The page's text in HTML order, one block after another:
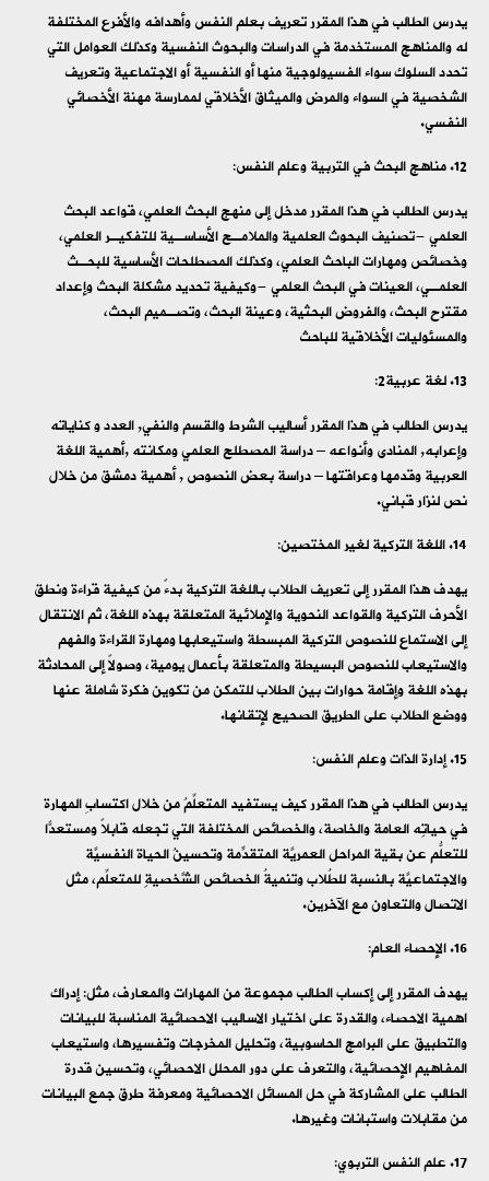
يدرس الطالب في هذا المقرر تعريف بعلم النفس وأهدافه والأفرع المختلفة
له والمناهج المستخدمة في الدراسات والبحوث النفسية وكذلك العوامل التي
تحدد السلوك سواء الفسيولوجية منها أو النفسية أو الاجتماعية وتعريف
الشخصية في السواء والمرض والميثاق الأخلاقي لممارسة مهنة الأخصائي
النفسي.
مناهج البحث في التربية وعلم النفس:
يدرس الطالب في هذا المقرر مدخل إلى منهج البحث العلمي، قواعد البحث
العلمي -تصنيف البحوث العلمية والملامـح الأساسـية للتفكيـر العلمي،
وخصائص ومهارات الباحث العلمي، وكذلك المصطلحات الأساسية للبحـث
العلمـي، العينات في البحث العلمي -وكيفية تحديد مشكلة البحث وإعداد
مقترح البحث، والفروض البحثية، وعينة البحث، وتصـميم البحث،
والمسئوليات الأخلاقية للباحث
لغة عربية2:
يدرس الطالب في هذا المقرر أساليب الشرط والقسم والنفي, العدد و كناياته
وإعرابه, المنادى وأنواعه – دراسة المصطلح العلمي ومكانته ,أهمية اللغة
العربية وقدمها وعراقتها – دراسة بعض النصوص , أهمية دمشق من خلال
نص لنزار قباني.
اللغة التركية لغير المختصين:
يهدف هذا المقرر إلى تعريف الطلاب باللغة التركية بدءً من كيفية قراءة ونطق
الأحرف التركية والقواعد النحوية والإملائية المتعلقة بهذه اللغة، ثم الانتقال
إلى الاستماع للنصوص التركية المبسطة واستيعابها ومهارة القراءة والفهم
والاستيعاب للنصوص البسيطة والمتعلقة بأعمال يومية، وصولاً إلى المحادثة
بهذه اللغة وإقامة حوارات بين الطلاب للتمكن من تكوين فكرة شاملة عنها
ووضع الطلاب على الطريق الصحيح لإتقانها.
إدارة الذات وعلم النفس:
يدرس الطالب في هذا المقرر كيف يستفيد المتعلِّمُ من خلال اكتسابِ المهارة
في حياتِه العامة والخاصة، والخصائص المختلفة التي تجعله قابلاً ومستعدًّا
للتعلُّم عن بقية المراحل العمريَّة المتقدِّمة وتحسينُ الحياة النفسيَّة
والاجتماعيَّة بالنسبة للطُلاب وتنميةُ الخصائص الشَّخصيةِ للمتعلِّم، مثل
الاتصال والتعاون مع الآخرين.
الإحصاء العام:
يهدف المقرر إلى إكساب الطالب مجموعة من المهارات والمعارف، مثل: إدراك
اهمية الاحصاء، والقدرة على اختيار الاساليب الاحصائية المناسبة للبيانات
والتطبيق على البرامج الحاسوبية، وتحليل المخرجات وتفسيرها، واستيعاب
المفاهيم الإحصائية، والتعرف على دور المحلل الاحصائي، وتحسين قدرة
الطالب على المشاركة في حل المسائل الاحصائية ومعرفة طرق جمع البيانات
من مقابلات واستبانات وغيرها.
علم النفس التربوي: